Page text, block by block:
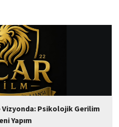
Vizyonda: Psikolojik Gerilim
Yapım